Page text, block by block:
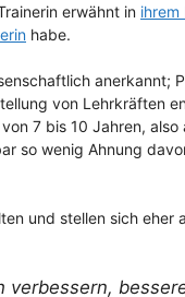
erwähnt in ihrem
habe.
anerkannt;
von Lehrkräften
7 bis 10 Jahren,
so wenig Ahnung
und stellen sich eher
verbessern,